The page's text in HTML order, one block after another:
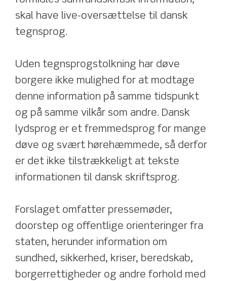
skal have live-oversættelse til dansk
tegnsprog.
Uden tegnsprogstolkning har døve
borgere ikke mulighed for at modtage
denne information på samme tidspunkt
og på samme vilkår som andre. Dansk
lydsprog er et fremmedsprog for mange
døve og svært hørehæmmede, så derfor
er det ikke tilstrækkeligt at tekste
informationen til dansk skriftsprog.
Forslaget omfatter pressemøder,
doorstep og offentlige orienteringer fra
staten, herunder information om
sundhed, sikkerhed, kriser, beredskab,
borgerrettigheder og andre forhold med